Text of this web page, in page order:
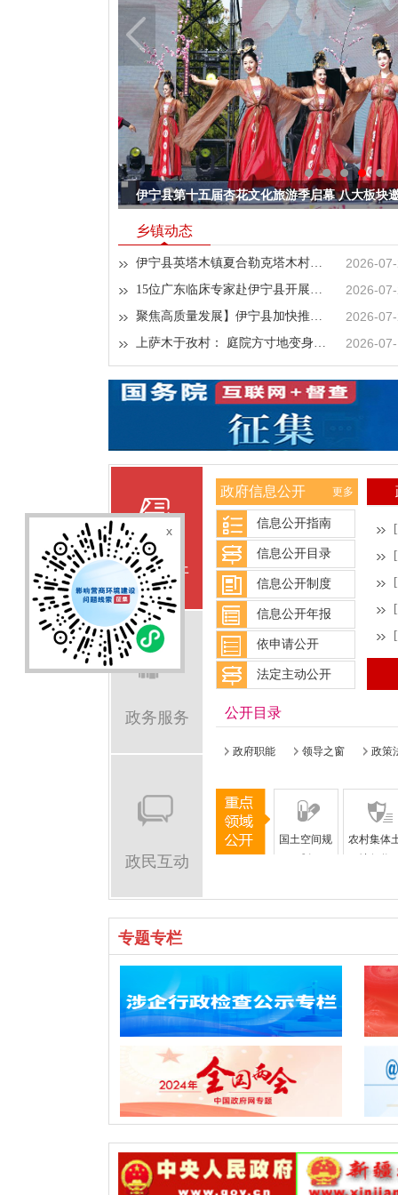
伊宁县第十五届杏花文化旅游季启幕 八大板块
【魅力伊宁·和美杏乡】雾凇里的天鹅泉
乡镇动态
伊宁县英塔木镇夏合勒克塔木村依托新时代文明实践站开设暑期 “红领巾小课堂” 2026-
15位广东临床专家赴伊宁县开展义诊活动 2026-
聚焦高质量发展】伊宁县加快推进城乡饮水安全建设 2026-
上萨木于孜村： 庭院方寸地变身增收园 2026-
信息公开
政务服务
政民互动
政府信息公开 更多
信息公开指南
信息公开目录
信息公开制度
信息公开年报
依申请公开
法定主动公开
公开目录
政府职能 领导之窗 政策
国土空间规
划
农村集体
地征收
农村危房改
造
法
就业 社会保险
义务教育 卫生健康
专题专栏
x